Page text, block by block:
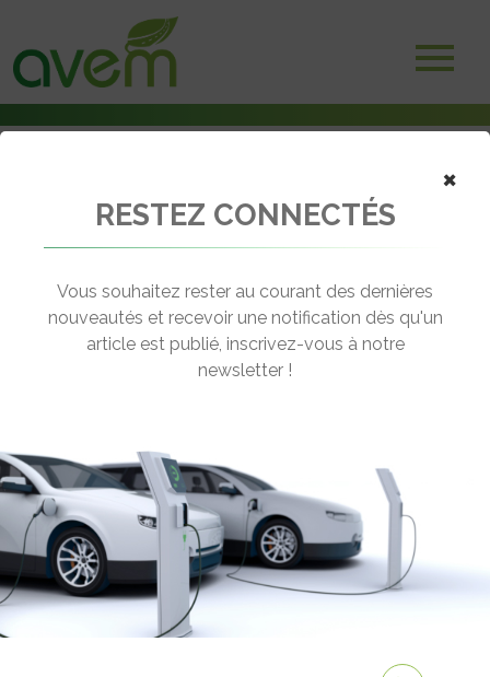
BMW présente son futur SUV électrique
← Revenir aux actualités
ÉLECTRIQUE
Rédigé par EMMANUEL MAUMON le 18 Juil 2020 à 00:00
0 commentaires
×
RESTEZ CONNECTÉS
Vous souhaitez rester au courant des dernières
nouveautés et recevoir une notification dès qu'un
article est publié, inscrivez-vous à notre
newsletter !